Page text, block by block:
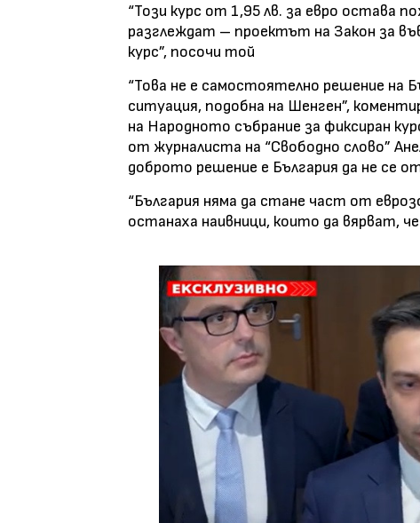
“Този курс от 1,95 лв. за евро остава
разглеждат – проектът на Закон за
курс”, посочи той
“Това не е самостоятелно решение на
ситуация, подобна на Шенген”,
на Народното събрание за фиксиран
от журналиста на “Свободно слово”
доброто решение е България да не се
“България няма да стане част от
останаха наивници, които да вярват,